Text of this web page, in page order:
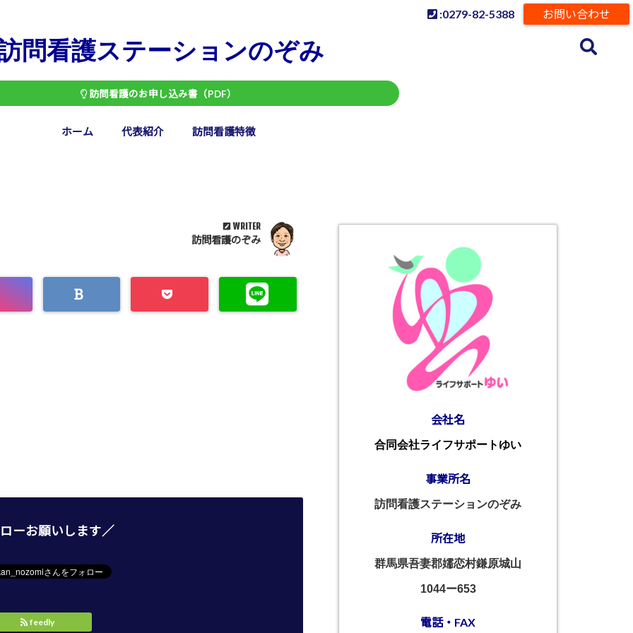
お問い合わせ
:0279-82-5388
問看護ステーションのぞみ
訪問看護のお申し込み書（PDF）
ホーム 代表紹介 訪問看護特徴
WRITER
訪問看護のぞみ
ーお願いします／
feedly
会社名
合同会社ライフサポートゆい
事業所名
訪問看護ステーションのぞみ
所在地
群馬県吾妻郡嬬恋村鎌原城山
1044ー653
電話・FAX